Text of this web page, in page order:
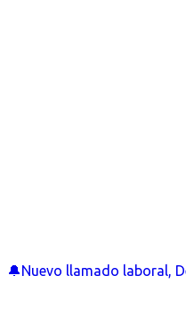
🔔Nuevo llamado laboral,